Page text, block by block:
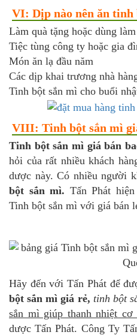
VI: Dịp nào nên ăn tinh
Làm quà tặng hoặc dùng
Tiệc tùng công ty hoặc gia
Món ăn lạ đầu năm
Các dịp khai trương nhà
Tinh bột sắn mì cho buổi
VIII: Tinh bột sắn mì
Tinh bột sắn mì giá bán
hỏi của rất nhiều khách
dược này. Có nhiều người
bột sắn mì. Tấn Phát
Tinh bột sắn mì với giá bán
Hãy đến với Tấn Phát để
bột sắn mì giá rẻ, tinh bột
sắn mì giúp thanh nhiệt cơ
dược Tấn Phát. Công Ty